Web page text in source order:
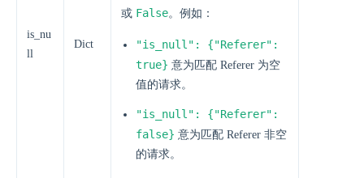
is_nu
ll
Dict
或 False。例如：
"is_null": {"Referer":
true} 意为匹配 Referer 为空
值的请求。
"is_null": {"Referer":
false} 意为匹配 Referer 非空
的请求。